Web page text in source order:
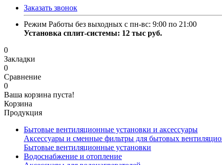
Заказать звонок
Режим Работы без выходных с пн-вс: 9:00 по 21:00
Установка сплит-системы: 12 тыс руб.
0
Закладки
0
Сравнение
0
Ваша корзина пуста!
Корзина
Продукция
Бытовые вентиляционные установки и аксессуары
Аксессуары и сменные фильтры для бытовых
Бытовые вентиляционные установки
Водоснабжение и отопление